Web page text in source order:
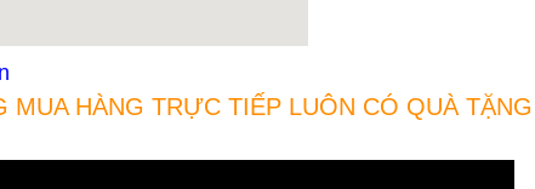
MUA HÀNG TRỰC TIẾP LUÔN CÓ QUÀ TẶNG